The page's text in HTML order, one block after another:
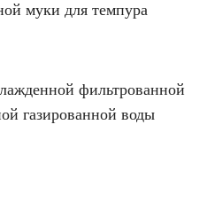
муки для темпура
фильтрованной
газированной воды